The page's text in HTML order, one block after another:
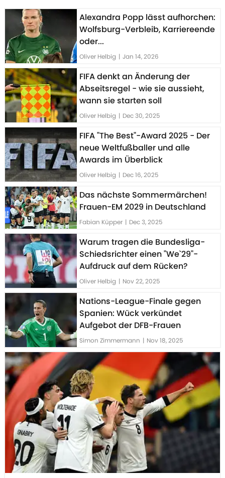
Alexandra Popp lässt aufhorchen:
Wolfsburg-Verbleib, Karriereende
oder...
Oliver Helbig | Jan 14, 2026
FIFA denkt an Änderung der
Abseitsregel - wie sie aussieht,
wann sie starten soll
Oliver Helbig | Dec 30, 2025
FIFA "The Best"-Award 2025 - Der
neue Weltfußballer und alle
Awards im Überblick
Oliver Helbig | Dec 16, 2025
Das nächste Sommermärchen!
Frauen-EM 2029 in Deutschland
Fabian Küpper | Dec 3, 2025
Warum tragen die Bundesliga-
Schiedsrichter einen "We`29"-
Aufdruck auf dem Rücken?
Oliver Helbig | Nov 22, 2025
Nations-League-Finale gegen
Spanien: Wück verkündet
Aufgebot der DFB-Frauen
Simon Zimmermann | Nov 18, 2025